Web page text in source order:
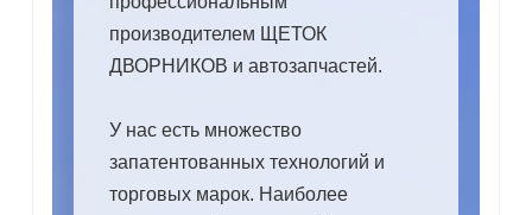
производителем ЩЕТОК
ДВОРНИКОВ и автозапчастей.
У нас есть множество
запатентованных технологий и
торговых марок. Наиболее